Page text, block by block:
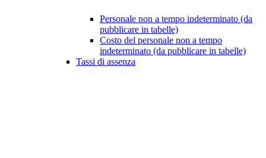
Personale non a tempo indeterminato (da
pubblicare in tabelle)
Costo del personale non a tempo
indeterminato (da pubblicare in tabelle)
Tassi di assenza